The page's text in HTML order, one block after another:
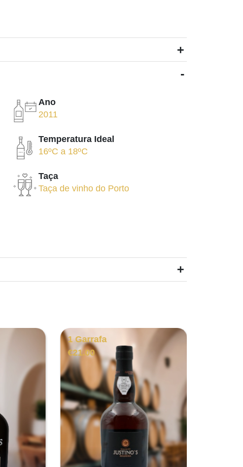
+
-
Ano
2011
Temperatura Ideal
16ºC a 18ºC
Taça
Taça de vinho do Porto
+
1 Garrafa
€21.00